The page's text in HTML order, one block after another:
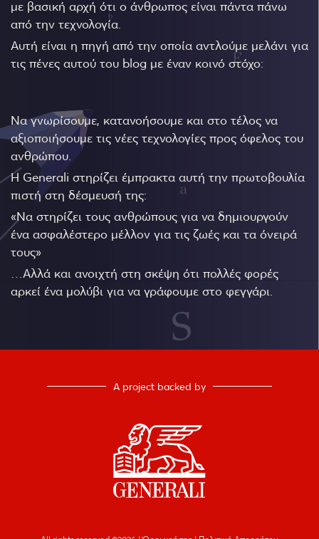
με βασική αρχή ότι ο άνθρωπος είναι πάντα πάνω
από την τεχνολογία.
Αυτή είναι η πηγή από την οποία αντλούμε μελάνι για
τις πένες αυτού του blog με έναν κοινό στόχο:
Να γνωρίσουμε, κατανοήσουμε και στο τέλος να
αξιοποιήσουμε τις νέες τεχνολογίες προς όφελος του
ανθρώπου.
Η Generali στηρίζει έμπρακτα αυτή την πρωτοβουλία
πιστή στη δέσμευσή της:
«Να στηρίζει τους ανθρώπους για να δημιουργούν
ένα ασφαλέστερο μέλλον για τις ζωές και τα όνειρά
τους»
…Αλλά και ανοιχτή στη σκέψη ότι πολλές φορές
αρκεί ένα μολύβι για να γράφουμε στο φεγγάρι.
A project backed by